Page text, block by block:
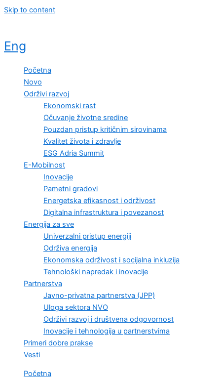
Skip to content
Eng
Početna
Novo
Održivi razvoj
Ekonomski rast
Očuvanje životne sredine
Pouzdan pristup kritičnim sirovinama
Kvalitet života i zdravlje
ESG Adria Summit
E-Mobilnost
Inovacije
Pametni gradovi
Energetska efikasnost i održivost
Digitalna infrastruktura i povezanost
Energija za sve
Univerzalni pristup energiji
Održiva energija
Ekonomska održivost i socijalna inkluzija
Tehnološki napredak i inovacije
Partnerstva
Javno-privatna partnerstva (JPP)
Uloga sektora NVO
Održivi razvoj i društvena odgovornost
Inovacije i tehnologija u partnerstvima
Primeri dobre prakse
Vesti
Početna